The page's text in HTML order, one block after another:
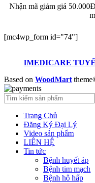
Nhận mã giảm giá
[mc4wp_form id="74"]
IMEDICARE
Based on WoodMart
Trang Chủ
Đăng Ký Đại Lý
Video sản phẩm
LIÊN HỆ
Tin tức
Bệnh huyết áp
Bệnh tim mạch
Bệnh hô hấp